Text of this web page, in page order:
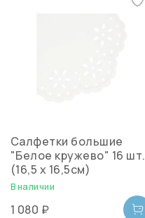
Салфетки большие
"Белое кружево" 16 шт.
(16,5 х 16,5см)
В наличии
1 080 ₽